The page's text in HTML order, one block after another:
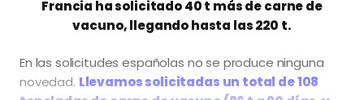
Francia ha solicitado 40 t más de carne de
vacuno, llegando hasta las 220 t.
En las solicitudes españolas no se produce ninguna
novedad. Llevamos solicitadas un total de 108